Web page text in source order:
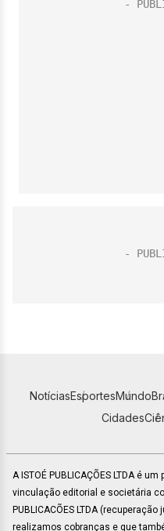
NotíciasEsportesMundo
Cidades
A ISTOÉ PUBLICAÇÕES LTDA é
vinculação editorial e societária
PUBLICACÕES LTDA
realizamos cobranças e que